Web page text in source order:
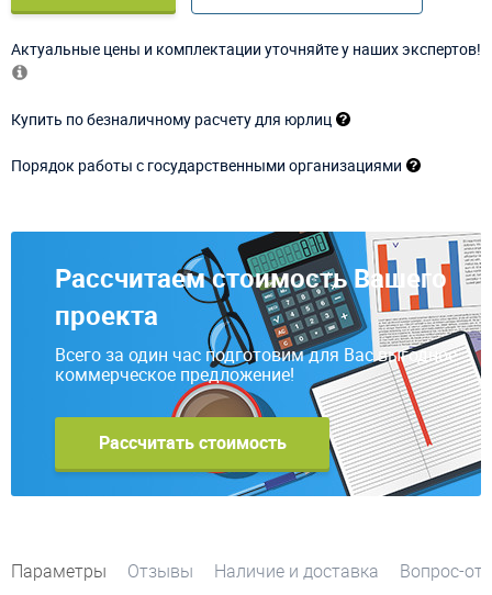
Актуальные цены и комплектации уточняйте у наших экспертов!
Купить по безналичному расчету для юрлиц
Порядок работы с государственными организациями
Рассчитаем стоимость Вашего
проекта
Всего за один час подготовим для Вас выгодное
коммерческое предложение!
Рассчитать стоимость
Параметры Отзывы Наличие и доставка Вопрос-